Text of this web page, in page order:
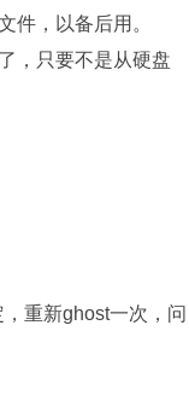
件，以备后用。
，只要不是从硬盘
重新ghost一次，问